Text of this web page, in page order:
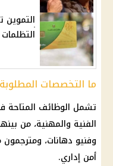
ما التخصصات المطلوبة في
تشمل الوظائف المتاحة
الفنية والمهنية، من
وفنيو دهانات، ومترجمون
أمن إداري.